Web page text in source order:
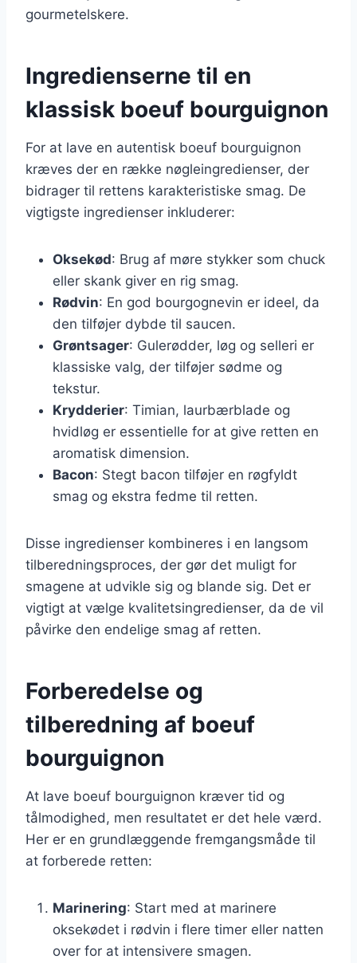
gourmetelskere.
Ingredienserne til en
klassisk boeuf bourguignon
For at lave en autentisk boeuf bourguignon
kræves der en række nøgleingredienser, der
bidrager til rettens karakteristiske smag. De
vigtigste ingredienser inkluderer:
Oksekød: Brug af møre stykker som chuck
eller skank giver en rig smag.
Rødvin: En god bourgognevin er ideel, da
den tilføjer dybde til saucen.
Grøntsager: Gulerødder, løg og selleri er
klassiske valg, der tilføjer sødme og
tekstur.
Krydderier: Timian, laurbærblade og
hvidløg er essentielle for at give retten en
aromatisk dimension.
Bacon: Stegt bacon tilføjer en røgfyldt
smag og ekstra fedme til retten.
Disse ingredienser kombineres i en langsom
tilberedningsproces, der gør det muligt for
smagene at udvikle sig og blande sig. Det er
vigtigt at vælge kvalitetsingredienser, da de vil
påvirke den endelige smag af retten.
Forberedelse og
tilberedning af boeuf
bourguignon
At lave boeuf bourguignon kræver tid og
tålmodighed, men resultatet er det hele værd.
Her er en grundlæggende fremgangsmåde til
at forberede retten:
Marinering: Start med at marinere
oksekødet i rødvin i flere timer eller natten
over for at intensivere smagen.